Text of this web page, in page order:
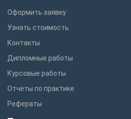
Оформить заявку
Узнать стоимость
Контакты
Дипломные работы
Курсовые работы
Отчеты по практике
Рефераты